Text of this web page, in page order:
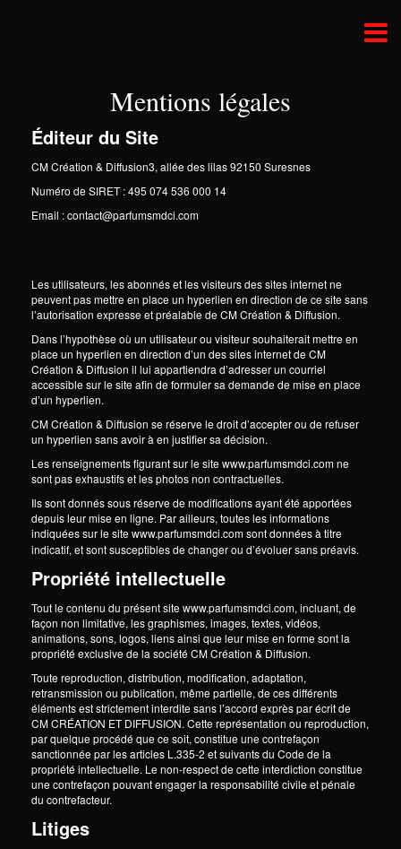
Mentions légales
Éditeur du Site
CM Création & Diffusion3, allée des lilas 92150 Suresnes
Numéro de SIRET : 495 074 536 000 14
Email : contact@parfumsmdci.com
Les utilisateurs, les abonnés et les visiteurs des sites internet ne
peuvent pas mettre en place un hyperlien en direction de ce site sans
l’autorisation expresse et préalable de CM Création & Diffusion.
Dans l’hypothèse où un utilisateur ou visiteur souhaiterait mettre en
place un hyperlien en direction d’un des sites internet de CM
Création & Diffusion il lui appartiendra d’adresser un courriel
accessible sur le site afin de formuler sa demande de mise en place
d’un hyperlien.
CM Création & Diffusion se réserve le droit d’accepter ou de refuser
un hyperlien sans avoir à en justifier sa décision.
Les renseignements figurant sur le site www.parfumsmdci.com ne
sont pas exhaustifs et les photos non contractuelles.
Ils sont donnés sous réserve de modifications ayant été apportées
depuis leur mise en ligne. Par ailleurs, toutes les informations
indiquées sur le site www.parfumsmdci.comsont données à titre
indicatif, et sont susceptibles de changer ou d’évoluer sans préavis.
Propriété intellectuelle
Tout le contenu du présent site www.parfumsmdci.com, incluant, de
façon non limitative, les graphismes, images, textes, vidéos,
animations, sons, logos, liens ainsi que leur mise en forme sont la
propriété exclusive de la société CM Création & Diffusion.
Toute reproduction, distribution, modification, adaptation,
retransmission ou publication, même partielle, de ces différents
éléments est strictement interdite sans l’accord exprès par écrit de
CM CRÉATION ET DIFFUSION. Cette représentation ou reproduction,
par quelque procédé que ce soit, constitue une contrefaçon
sanctionnée par les articles L.335-2 et suivants du Code de la
propriété intellectuelle. Le non-respect de cette interdiction constitue
une contrefaçon pouvant engager la responsabilité civile et pénale
du contrefacteur.
Litiges